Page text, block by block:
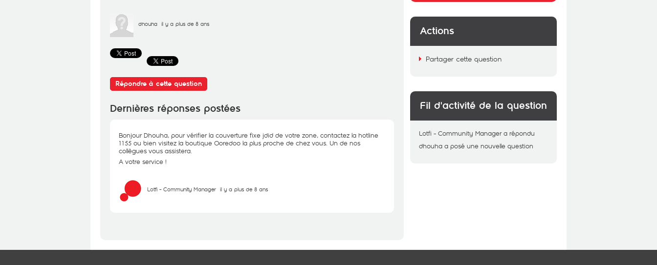
dhouha il y a plus de 8 ans
Répondre à cette question
Dernières réponses postées
Bonjour Dhouha, pour vérifier la couverture fixe jdid de votre zone, contactez la hotline
1155 ou bien visitez la boutique Ooredoo la plus proche de chez vous. Un de nos
collègues vous assistera.
A votre service !
Lotfi - Community Manager il y a plus de 8 ans
Actions
Partager cette question
Fil d'activité de la question
Lotfi - Community Manager a répondu
dhouha a posé une nouvelle question